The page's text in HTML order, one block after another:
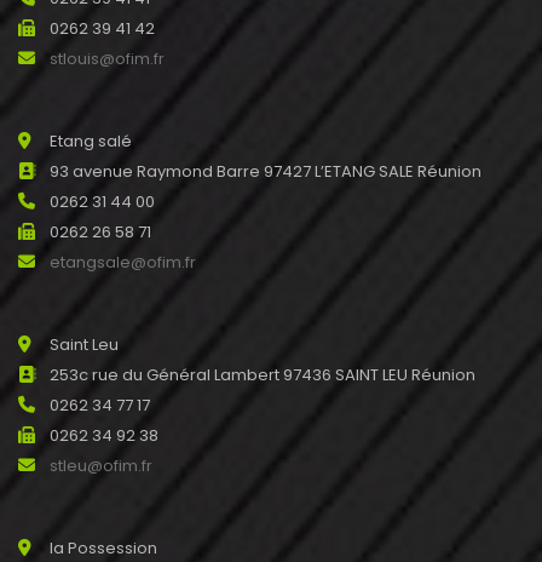
0262 39 41 42
stlouis@ofim.fr
Etang salé
93 avenue Raymond Barre 97427 L’ETANG SALE Réunion
0262 31 44 00
0262 26 58 71
etangsale@ofim.fr
Saint Leu
253c rue du Général Lambert 97436 SAINT LEU Réunion
0262 34 77 17
0262 34 92 38
stleu@ofim.fr
la Possession